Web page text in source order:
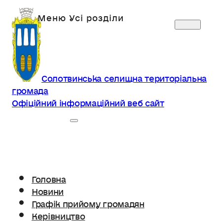
Солотвинська селищна територіальна
громада
Офіційний інформаційний веб сайт
Головна
Новини
Графік прийому громадян
Керівництво